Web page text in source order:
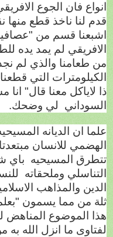
انواع فان الجوع
قدم لنا ناخذ قطع منها
اشبعنا قسم من
الافريقي لم يمد يده
من طعامنا والذي لم
الكيلومترات التي
ذا لاياكل معنا قال"
السوداني
لي وضحك.
علما ان الديانه
الهضمي للانسان
تتطرق المسيحيه باي
التناسلي وملحقاته
الدين والمذاهب
ثلة من مما يسمون
هذا الموضوع المناهض
لفتاوى ما انزل الله